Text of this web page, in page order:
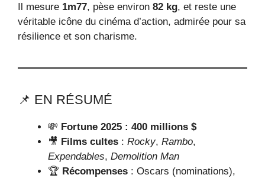
Il mesure 1m77, pèse environ 82 kg, et reste une
véritable icône du cinéma d’action, admirée pour sa
résilience et son charisme.
📌 EN RÉSUMÉ
💸 Fortune 2025 : 400 millions $
🎥 Films cultes : Rocky, Rambo,
Expendables, Demolition Man
🏆 Récompenses : Oscars (nominations),